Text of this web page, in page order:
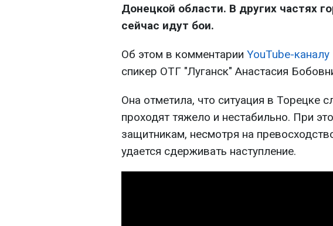
Донецкой области. В других частях
сейчас идут бои.
Об этом в комментарии YouTube-
спикер ОТГ "Луганск" Анастасия
Она отметила, что ситуация в Торецке
проходят тяжело и нестабильно. При
защитникам, несмотря на
удается сдерживать наступление.